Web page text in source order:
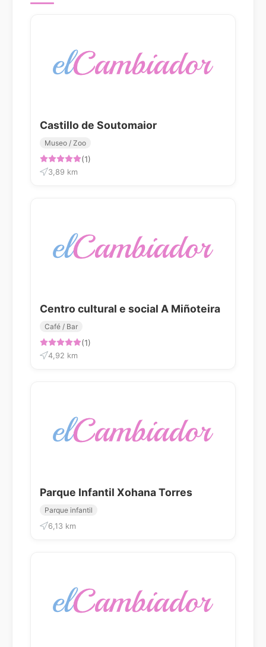
Castillo de Soutomaior
Museo / Zoo
(1)
3,89 km
Centro cultural e social A Miñoteira
Café / Bar
(1)
4,92 km
Parque Infantil Xohana Torres
Parque infantil
6,13 km